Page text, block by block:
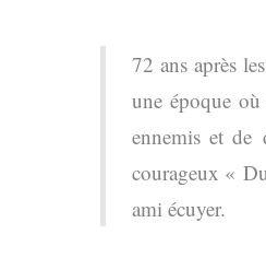
72 ans après
une époque
ennemis et de
courageux «
ami écuyer.